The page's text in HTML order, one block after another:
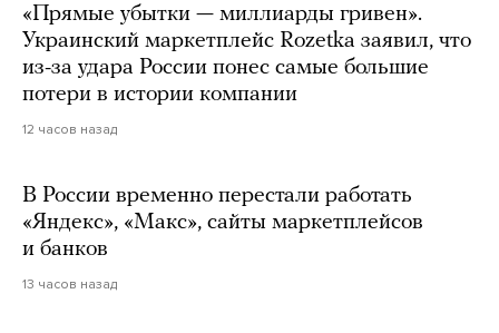
«Прямые убытки — миллиарды гривен».
Украинский маркетплейс Rozetka заявил, что
из-за удара России понес самые большие
потери в истории компании
12 часов назад
В России временно перестали работать
«Яндекс», «Макс», сайты маркетплейсов
и банков
13 часов назад